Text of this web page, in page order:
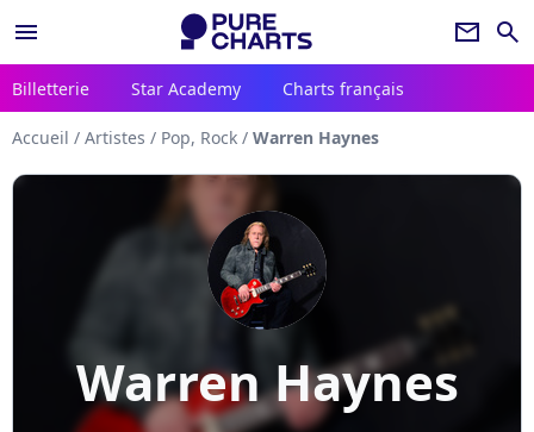
menu newsletter search
Billetterie Star Academy Charts français
Accueil / Artistes / Pop, Rock / Warren Haynes
Warren Haynes